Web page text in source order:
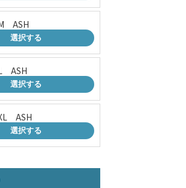
ASH
選択する
ASH
選択する
ASH
選択する